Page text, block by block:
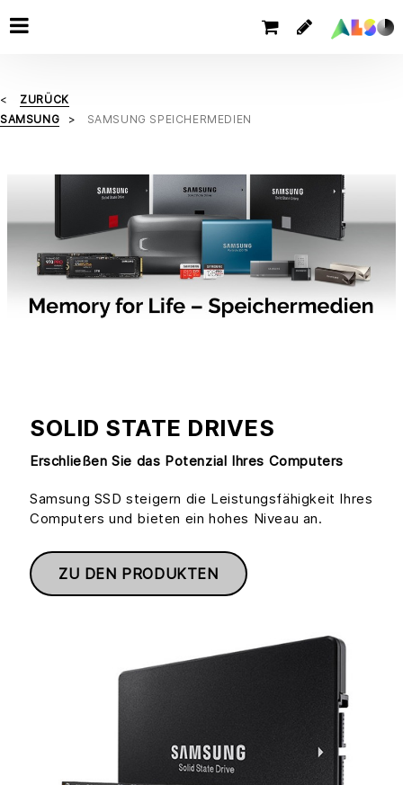
ZURÜCK
SAMSUNG
SAMSUNG SPEICHERMEDIEN
SOLID STATE DRIVES
Erschließen Sie das Potenzial Ihres Computers
Samsung SSD steigern die Leistungsfähigkeit Ihres
Computers und bieten ein hohes Niveau an.
ZU DEN PRODUKTEN